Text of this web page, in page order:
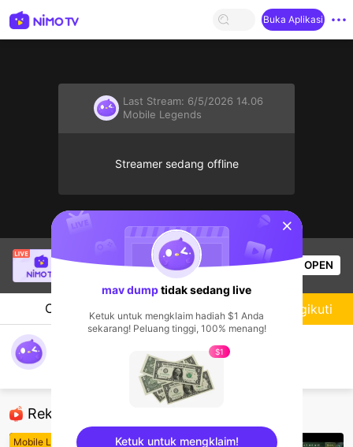
Buka Aplikasi
Last Stream: 6/5/2026 14.06
Mobile Legends
Streamer sedang offline
sedang siaran langsung!
Mobile Legends
57 Penonton OPEN
Chat Streamer
Rekomendasi
Mobile Legends Mobile Legends
Mengikuti
sentinelStart
mav dumptidak sedang live
Ketuk untuk mengklaim hadiah $1 Anda
sekarang! Peluang tinggi, 100% menang!
$1
Ketuk untuk mengklaim!